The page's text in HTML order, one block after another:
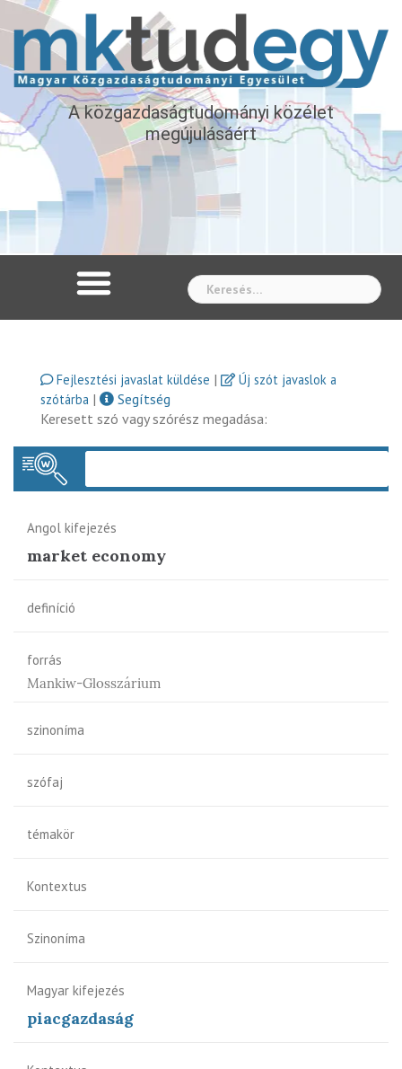
A közgazdaságtudományi közélet
megújulásáért
Fejlesztési javaslat küldése |
Új szót javaslok a
szótárba |
Segítség
Keresett szó vagy szórész megadása:
Angol kifejezés
market economy
definíció
forrás
Mankiw-Glosszárium
szinoníma
szófaj
témakör
Kontextus
Szinoníma
Magyar kifejezés
piacgazdaság